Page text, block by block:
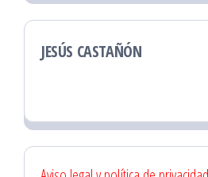
JESÚS CASTAÑÓN